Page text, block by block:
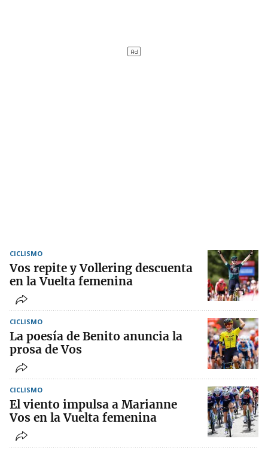
CICLISMO
Vos repite y Vollering descuenta
en la Vuelta femenina
CICLISMO
La poesía de Benito anuncia la
prosa de Vos
CICLISMO
El viento impulsa a Marianne
Vos en la Vuelta femenina